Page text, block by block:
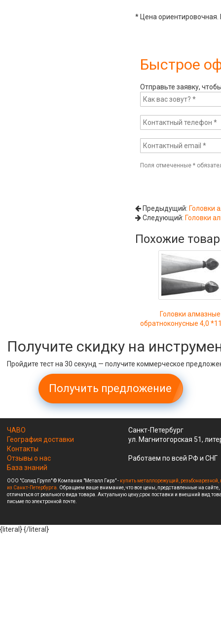
* Цена ориентировочная.
Быстрое
Отправьте заявку,
Поля отмеченные*
Предыдущий: Головки
Следующий: Головки
Похожие
Головки алмазные
обратноконусные 4,0
Получите скидку на
Пройдите тест на 30 секунд — получите коммерческое
Получить предложение
ЧАВО
География доставки
Контакты
Отзывы о нас
База знаний
Санкт-Петербург
ул. Магнитогорская 51,
Работаем по всей РФ и СНГ
ООО "Солид Групп" © Компания "Металл Гирз" - купить металлорежущий,
из Санкт-Петербурга. Обращаем ваше внимание, что все цены, представленные на
отличаться от реального вида товара. Актуальную цену,срок поставки и внешний вид
письме по электронной почте.
{literal}{/literal}